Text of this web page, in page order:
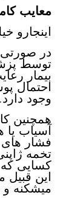
معایب
اینجارو
در صورتی
توسط
بیمار
احتمال
وجود دارد.
همچنین
آسیاب یا
فشار های
تخمه
کسایی که
این قبیل
میشکنه و